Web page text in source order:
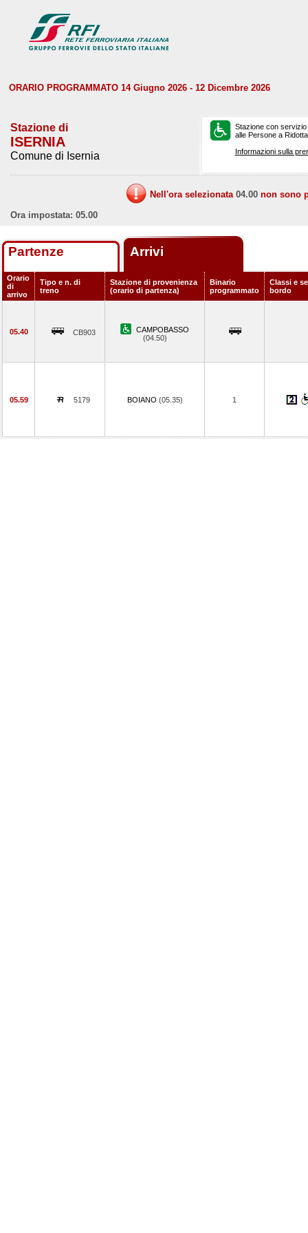
ORARIO PROGRAMMATO 14 Giugno 2026 - 12 Dicembre 2026
Stazione di
ISERNIA
Comune di Isernia
Stazione con
alle Persone a
Informazioni sulla
Nell'ora selezionata 04.00 non sono
Ora impostata: 05.00
Partenze Arrivi
Orario
di
arrivo
Tipo e n. di
treno
Stazione di provenienza
(orario di partenza)
Binario
programmato
Classi e
bordo
05.40 CB903
CAMPOBASSO
(04.50)
05.59 5179 BOIANO (05.35) 1